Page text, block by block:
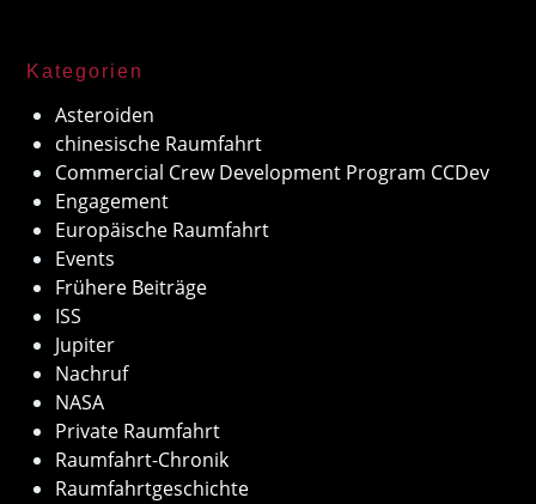
Kategorien
Asteroiden
chinesische Raumfahrt
Commercial Crew Development Program CCDev
Engagement
Europäische Raumfahrt
Events
Frühere Beiträge
ISS
Jupiter
Nachruf
NASA
Private Raumfahrt
Raumfahrt-Chronik
Raumfahrtgeschichte